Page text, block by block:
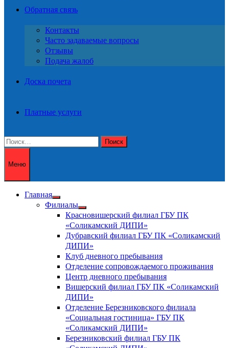
Обратная связь
Контакты
Часто задаваемые вопросы
Отзывы
Подача жалоб
Доска почета
Платные услуги
Найти:
Меню
Главная
Показать
подменю
Филиалы
Показать
подменю
Красновишерский филиал ГБУ ПК
«Соликамский ДИПИ»
Дубравский филиал ГБУ ПК «Соликамский
ДИПИ»
Клуб дневного пребывания
Отделение сопровождаемого проживания
Центр дневного пребывания
Вишерский филиал ГБУ ПК «Соликамский
ДИПИ»
Отделение Березниковского филиала
«Социальная гостиница» ГБУ ПК
«Соликамский ДИПИ»
Березниковский филиал ГБУ ПК